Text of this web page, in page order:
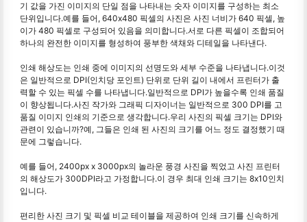
기 값을 가진 이미지의 단일 점을 나타내는 숫자 이미지를 구성하는 최소
단위입니다.예를 들어, 640x480 픽셀의 사진은 사진 너비가 640 픽셀, 높
이가 480 픽셀로 구성되어 있음을 의미합니다.서로 다른 픽셀이 조합되어
하나의 완전한 이미지를 형성하여 풍부한 색채와 디테일을 나타낸다.
인쇄 해상도는 인쇄 중에 이미지의 선명도와 세부 수준을 나타냅니다.이것
은 일반적으로 DPI(인치당 포인트) 단위로 단위 길이 내에서 프린터가 출
력할 수 있는 픽셀 수를 나타냅니다.일반적으로 DPI가 높을수록 인쇄 품질
이 향상됩니다.사진 작가와 그래픽 디자이너는 일반적으로 300 DPI를 고
품질 이미지 인쇄의 기준으로 생각합니다.우리 사진의 픽셀 크기는 DPI와
관련이 있습니까?예, 그들은 인쇄 된 사진의 크기를 어느 정도 결정했기 때
문에 그렇습니다.
예를 들어, 2400px x 3000px의 놀라운 풍경 사진을 찍었고 사진 프린터
의 해상도가 300DPI라고 가정합니다.이 경우 최대 인쇄 크기는 8x10인치
입니다.
편리한 사진 크기 및 픽셀 비교 테이블을 제공하여 인쇄 크기를 신속하게